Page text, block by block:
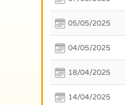
05/05/2025
04/05/2025
18/04/2025
14/04/2025